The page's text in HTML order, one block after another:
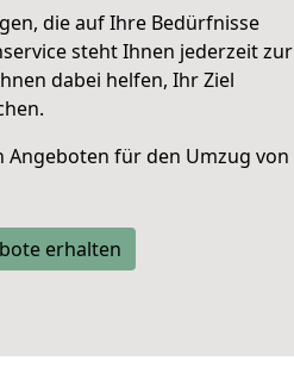
die auf Ihre Bedürfnisse
steht Ihnen jederzeit zur
dabei helfen, Ihr Ziel
Angeboten für den Umzug von
erhalten